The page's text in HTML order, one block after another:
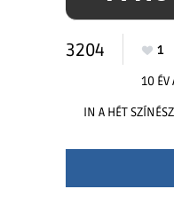
3204 1
10 ÉV
IN A HÉT